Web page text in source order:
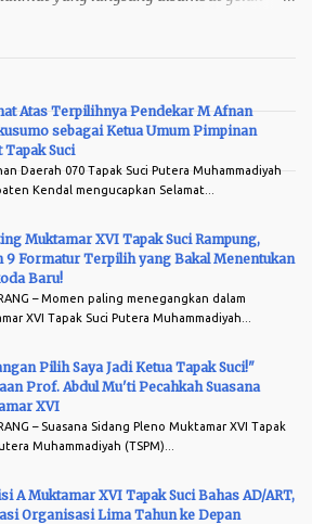
Atas Terpilihnya Pendekar M Afnan
sebagai Ketua Umum Pimpinan
Tapak Suci
Daerah 070 Tapak Suci Putera Muhammadiyah
Kendal mengucapkan Selamat...
Muktamar XVI Tapak Suci Rampung,
9 Formatur Terpilih yang Bakal Menentukan
Baru!
– Momen paling menegangkan dalam
XVI Tapak Suci Putera Muhammadiyah...
Pilih Saya Jadi Ketua Tapak Suci!"
Prof. Abdul Mu'ti Pecahkah Suasana
XVI
– Suasana Sidang Pleno Muktamar XVI Tapak
Muhammadiyah (TSPM)...
A Muktamar XVI Tapak Suci Bahas AD/ART,
Organisasi Lima Tahun ke Depan